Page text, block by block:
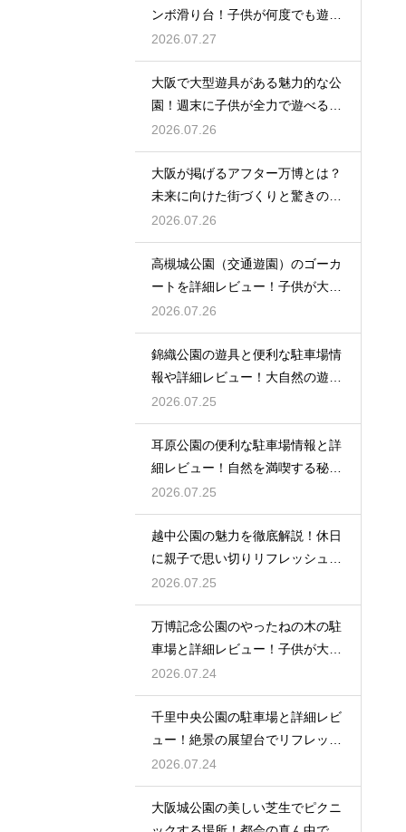
ンボ滑り台！子供が何度でも遊ぶ
穴場
2026.07.27
大阪で大型遊具がある魅力的な公
園！週末に子供が全力で遊べる場
所
2026.07.26
大阪が掲げるアフター万博とは？
未来に向けた街づくりと驚きの波
及効果
2026.07.26
高槻城公園（交通遊園）のゴーカ
ートを詳細レビュー！子供が大喜
び
2026.07.26
錦織公園の遊具と便利な駐車場情
報や詳細レビュー！大自然の遊び
場
2026.07.25
耳原公園の便利な駐車場情報と詳
細レビュー！自然を満喫する秘訣
を
2026.07.25
越中公園の魅力を徹底解説！休日
に親子で思い切りリフレッシュす
る
2026.07.25
万博記念公園のやったねの木の駐
車場と詳細レビュー！子供が大歓
喜
2026.07.24
千里中央公園の駐車場と詳細レビ
ュー！絶景の展望台でリフレッシ
ュ
2026.07.24
大阪城公園の美しい芝生でピクニ